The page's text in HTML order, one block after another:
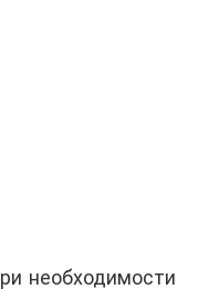
необходимости